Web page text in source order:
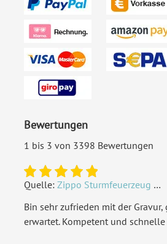
Bewertungen
1 bis 3 von 3398 Bewertungen
Quelle: Zippo Sturmfeuerzeug Chrom - Verzierte Initialen
Bin sehr zufrieden mit der
erwartet. Kompetent und